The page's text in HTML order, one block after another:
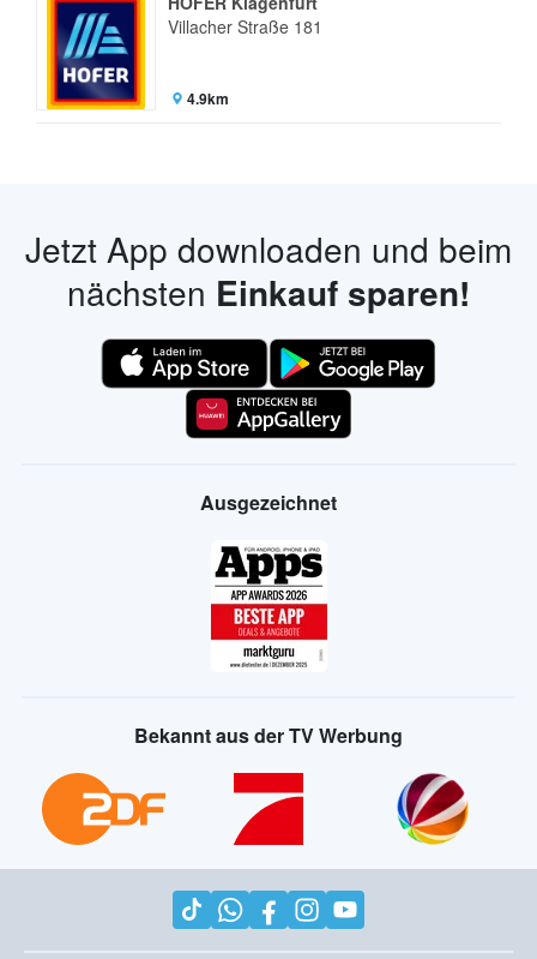
Villacher Straße 181
4.9km
Jetzt App downloaden und beim
nächsten Einkauf sparen!
Ausgezeichnet
Bekannt aus der TV Werbung